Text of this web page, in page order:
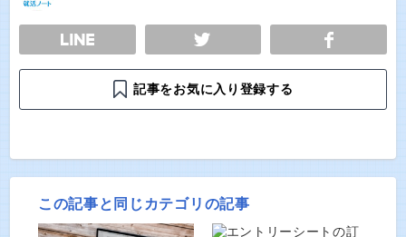
TWEET
記事をお気に入り登録する
この記事と同じカテゴリの記事